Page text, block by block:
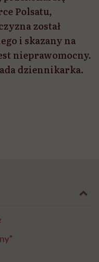
Polsatu,
został
i skazany na
nieprawomocny.
dziennikarka.